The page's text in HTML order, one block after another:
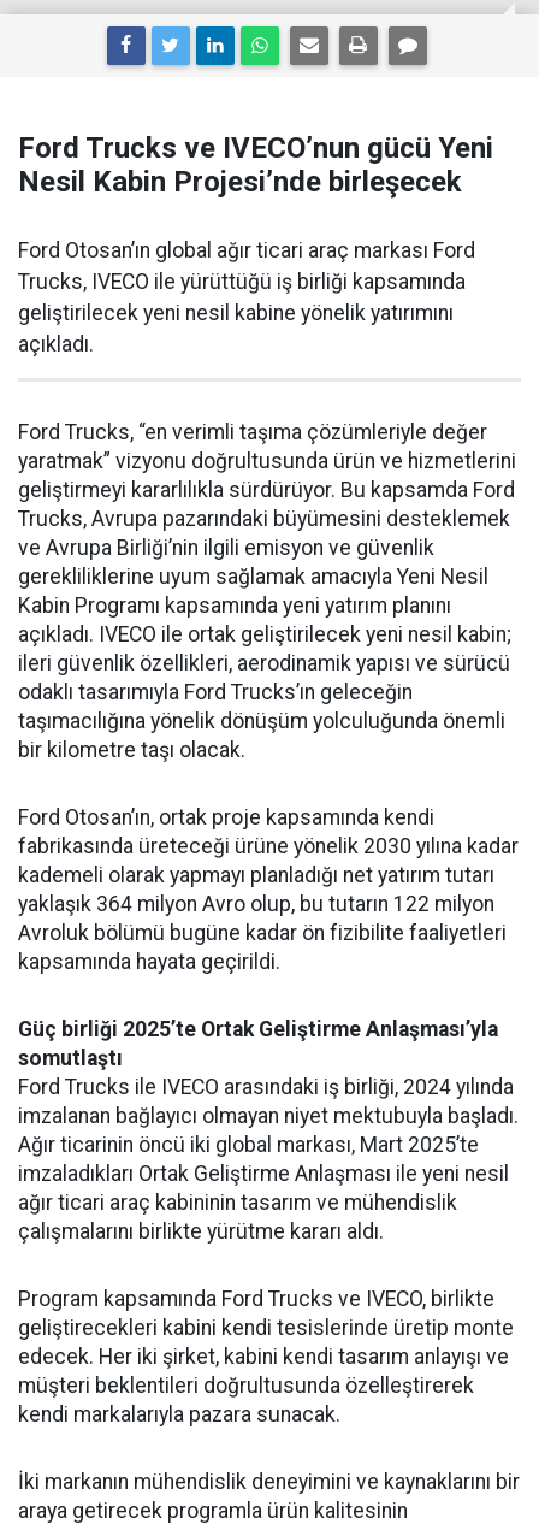
Ford Trucks ve IVECO’nun gücü Yeni
Nesil Kabin Projesi’nde birleşecek
Ford Otosan’ın global ağır ticari araç markası Ford
Trucks, IVECO ile yürüttüğü iş birliği kapsamında
geliştirilecek yeni nesil kabine yönelik yatırımını
açıkladı.
Ford Trucks, “en verimli taşıma çözümleriyle değer
yaratmak” vizyonu doğrultusunda ürün ve hizmetlerini
geliştirmeyi kararlılıkla sürdürüyor. Bu kapsamda Ford
Trucks, Avrupa pazarındaki büyümesini desteklemek
ve Avrupa Birliği’nin ilgili emisyon ve güvenlik
gerekliliklerine uyum sağlamak amacıyla Yeni Nesil
Kabin Programı kapsamında yeni yatırım planını
açıkladı. IVECO ile ortak geliştirilecek yeni nesil kabin;
ileri güvenlik özellikleri, aerodinamik yapısı ve sürücü
odaklı tasarımıyla Ford Trucks’ın geleceğin
taşımacılığına yönelik dönüşüm yolculuğunda önemli
bir kilometre taşı olacak.
Ford Otosan’ın, ortak proje kapsamında kendi
fabrikasında üreteceği ürüne yönelik 2030 yılına kadar
kademeli olarak yapmayı planladığı net yatırım tutarı
yaklaşık 364 milyon Avro olup, bu tutarın 122 milyon
Avroluk bölümü bugüne kadar ön fizibilite faaliyetleri
kapsamında hayata geçirildi.
Güç birliği 2025’te Ortak Geliştirme Anlaşması’yla
somutlaştı
Ford Trucks ile IVECO arasındaki iş birliği, 2024 yılında
imzalanan bağlayıcı olmayan niyet mektubuyla başladı.
Ağır ticarinin öncü iki global markası, Mart 2025’te
imzaladıkları Ortak Geliştirme Anlaşması ile yeni nesil
ağır ticari araç kabininin tasarım ve mühendislik
çalışmalarını birlikte yürütme kararı aldı.
Program kapsamında Ford Trucks ve IVECO, birlikte
geliştirecekleri kabini kendi tesislerinde üretip monte
edecek. Her iki şirket, kabini kendi tasarım anlayışı ve
müşteri beklentileri doğrultusunda özelleştirerek
kendi markalarıyla pazara sunacak.
İki markanın mühendislik deneyimini ve kaynaklarını bir
araya getirecek programla ürün kalitesinin